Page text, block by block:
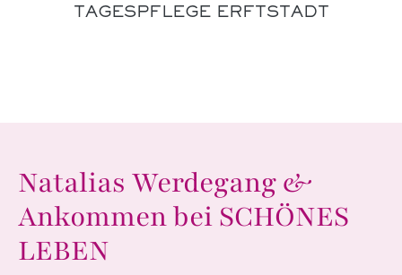
TAGESPFLEGE ERFTSTADT
Natalias Werdegang &
Ankommen bei SCHÖNES
LEBEN